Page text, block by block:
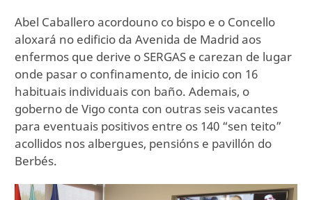
Abel Caballero acordouno co bispo e o Concello
aloxará no edificio da Avenida de Madrid aos
enfermos que derive o SERGAS e carezan de lugar
onde pasar o confinamento, de inicio con 16
habituais individuais con baño. Ademais, o
goberno de Vigo conta con outras seis vacantes
para eventuais positivos entre os 140 “sen teito”
acollidos nos albergues, pensións e pavillón do
Berbés.